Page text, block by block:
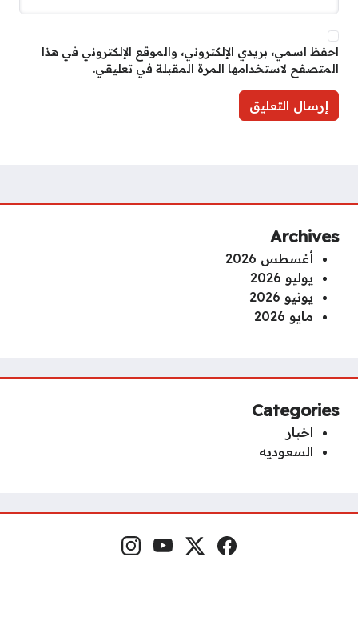
احفظ اسمي، بريدي الإلكتروني، والموقع الإلكتروني في هذا
المتصفح لاستخدامها المرة المقبلة في تعليقي.
Archives
أغسطس 2026
يوليو 2026
يونيو 2026
مايو 2026
Categories
اخبار
السعوديه
Social Links Facebook
x.com
YouTube
Instagram